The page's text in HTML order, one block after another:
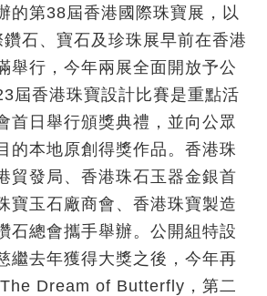
的第38屆香港國際珠寶展，以
石、寶石及珍珠展早前在香港
舉行，今年兩展全面開放予公
屆香港珠寶設計比賽是重點活
首日舉行頒獎典禮，並向公眾
的本地原創得獎作品。香港珠
貿發局、香港珠石玉器金銀首
寶玉石廠商會、香港珠寶製造
石總會攜手舉辦。公開組特設
繼去年獲得大獎之後，今年再
Dream of Butterfly，第二